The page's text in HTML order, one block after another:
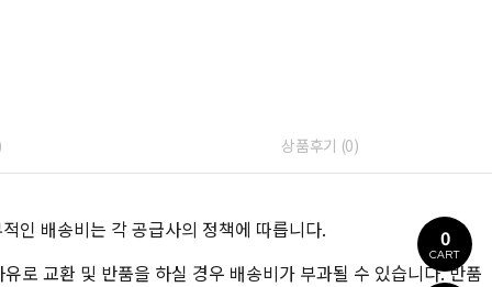
0
CART
상품후기 (0)
인 배송비는 각 공급사의 정책에 따릅니다.
로 교환 및 반품을 하실 경우 배송비가 부과될 수 있습니다. 반품